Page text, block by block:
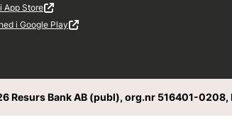
App Store
Öppnas i ny flik
i Google Play
Öppnas i ny flik
Resurs Bank AB (publ), org.nr 516401-